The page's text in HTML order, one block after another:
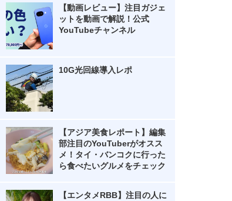
【動画レビュー】注目ガジェ
ットを動画で解説！公式
YouTubeチャンネル
10G光回線導入レポ
【アジア美食レポート】編集
部注目のYouTuberがオスス
メ！タイ・バンコクに行った
ら食べたいグルメをチェック
【エンタメRBB】注目の人に